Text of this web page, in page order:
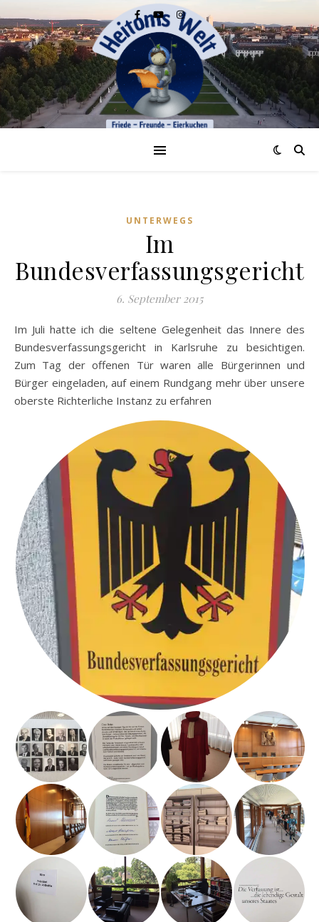
UNTERWEGS
Im
Bundesverfassungsgericht
6. September 2015
Im Juli hatte ich die seltene Gelegenheit das Innere des
Bundesverfassungsgericht in Karlsruhe zu besichtigen.
Zum Tag der offenen Tür waren alle Bürgerinnen und
Bürger eingeladen, auf einem Rundgang mehr über unsere
oberste Richterliche Instanz zu erfahren